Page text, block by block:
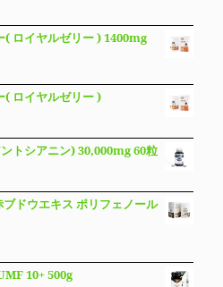
( ロイヤルゼリー ) 1400mg
( ロイヤルゼリー )
トシアニン) 30,000mg 60粒
ドウエキス ポリフェノール
10+ 500g